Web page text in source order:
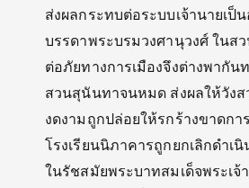
ส่งผลกระทบต่อระบบเจ้านายเป็
บรรดาพระบรมวงศานุวงศ์ ในส
ต่อภัยทางการเมืองจึงต่างพากัน
สวนสุนันทาจนหมด ส่งผลให้วัง
งดงามถูกปล่อยให้รกร้างขาดกา
โรงเรียนนิภาคารถูกยกเลิกดําเ
ในรัชสมัยพระบาทสมเด็จพระเ